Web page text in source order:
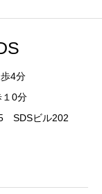
4分
１0分
SDSビル202